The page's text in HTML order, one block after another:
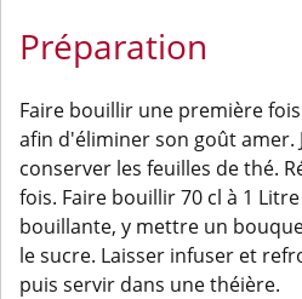
Préparation
Faire bouillir une première
afin d'éliminer son goût amer.
conserver les feuilles de thé.
fois. Faire bouillir 70 cl à 1
bouillante, y mettre un
le sucre. Laisser infuser et
puis servir dans une théière.